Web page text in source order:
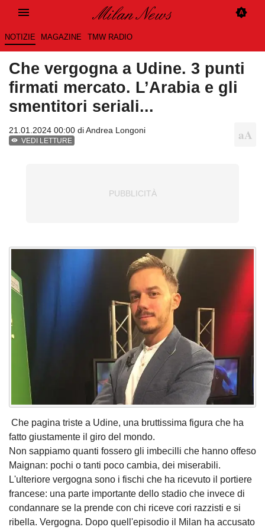
NOTIZIE MAGAZINE TMW RADIO
Che vergogna a Udine. 3 punti
firmati mercato. L’Arabia e gli
smentitori seriali...
21.01.2024 00:00 diAndrea Longoni
VEDI LETTURE
Che pagina triste a Udine, una bruttissima figura che ha
fatto giustamente il giro del mondo.
Non sappiamo quanti fossero gli imbecilli che hanno offeso
Maignan: pochi o tanti poco cambia, dei miserabili.
L'ulteriore vergogna sono i fischi che ha ricevuto il portiere
francese: una parte importante dello stadio che invece di
condannare se la prende con chi riceve cori razzisti e si
ribella. Vergogna. Dopo quell'episodio il Milan ha accusato